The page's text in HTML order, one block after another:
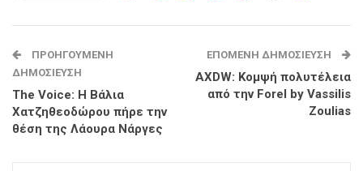
ΠΡΟΗΓΟΎΜΕΝΗ
ΔΗΜΟΣΊΕΥΣΗ
The Voice: Η Βάλια
Χατζηθεοδώρου πήρε την
θέση της Λάουρα Νάργες
ΕΠΌΜΕΝΗ ΔΗΜΟΣΊΕΥΣΗ
AXDW: Κομψή πολυτέλεια
από την Forel by Vassilis
Zoulias